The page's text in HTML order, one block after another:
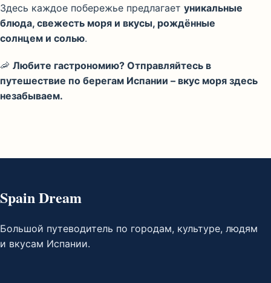
Здесь каждое побережье предлагает уникальные
блюда, свежесть моря и вкусы, рождённые
солнцем и солью.
🦐 Любите гастрономию? Отправляйтесь в
путешествие по берегам Испании – вкус моря здесь
незабываем.
Spain Dream
Большой путеводитель по городам, культуре, людям
и вкусам Испании.